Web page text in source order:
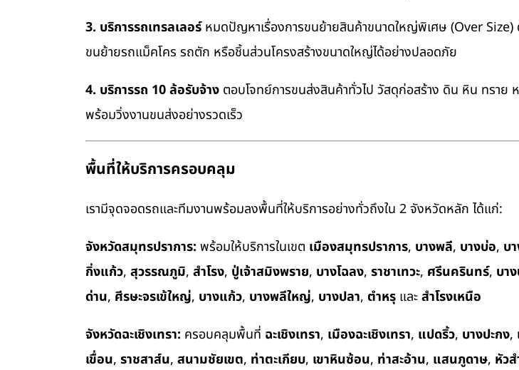
3. บริการรถเทรลเลอร์หมดปัญหาเรื่องการขนย้ายสินค้าขนาดใหญ่พิเศษ (Over Size)
ขนย้ายรถแม็คโคร รถตัก หรือชิ้นส่วนโครงสร้างขนาดใหญ่ได้อย่างปลอดภัย
4. บริการรถ 10 ล้อรับจ้าง ตอบโจทย์การขนส่งสินค้าทั่วไป วัสดุก่อสร้าง ดิน หิน ทราย
พร้อมวิ่งงานขนส่งอย่างรวดเร็ว
พื้นที่ให้บริการครอบคลุม
เรามีจุดจอดรถและทีมงานพร้อมลงพื้นที่ให้บริการอย่างทั่วถึงใน 2 จังหวัดหลัก ได้แก่:
จังหวัดสมุทรปราการ: พร้อมให้บริการในเขต เมืองสมุทรปราการ, บางพลี, บางบ่อ, บ
กิ่งแก้ว, สุวรรณภูมิ, สำโรง, ปู่เจ้าสมิงพราย, บางโฉลง, ราชาเทวะ, ศรีนครินทร์, บา
ด่าน, ศีรษะจรเข้ใหญ่, บางแก้ว, บางพลีใหญ่, บางปลา, ตำหรุ และสำโรงเหนือ
จังหวัดฉะเชิงเทรา: ครอบคลุมพื้นที่ ฉะเชิงเทรา, เมืองฉะเชิงเทรา, แปดริ้ว, บางปะกง,
เขื่อน, ราชสาส์น, สนามชัยเขต, ท่าตะเกียบ, เขาหินซ้อน, ท่าสะอ้าน, แสนภูดาษ, หัวส